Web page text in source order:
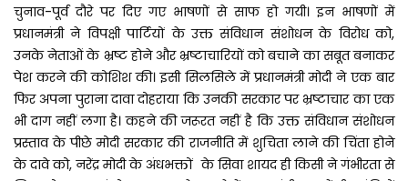
चुनाव-पूर्व दौरे पर दिए गए भाषणों से साफ हो गयी। इन भाषणों में
प्रधानमंत्री ने विपक्षी पार्टियों के उक्त संविधान संशोधन के विरोध को,
उनके नेताओं के भ्रष्ट होने और भ्रष्टाचारियों को बचाने का सबूत बनाकर
पेश करने की कोशिश की। इसी सिलसिले में प्रधानमंंत्री मोदी ने एक बार
फिर अपना पुराना दावा दोहराया कि उनकी सरकार पर भ्रष्टाचार का एक
भी दाग नहीं लगा है। कहने की जरूरत नहीं है कि उक्त संविधान संशोधन
प्रस्ताव के पीछे मोदी सरकार की राजनीति में शुचिता लाने की चिंता होने
के दावे को, नरेंद्र मोदी के अंधभक्तों के सिवा शायद ही किसी ने गंभीरता से